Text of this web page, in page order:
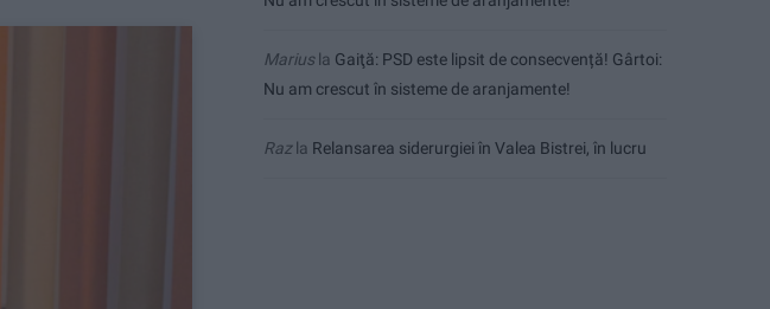
Mariusla Gaiţă: PSD este lipsit de consecvență! Gârtoi:
Nu am crescut în sisteme de aranjamente!
Razla Relansarea siderurgiei în Valea Bistrei, în lucru